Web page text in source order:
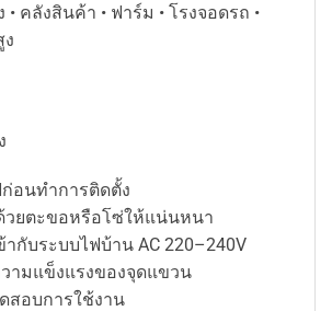
• คลังสินค้า • ฟาร์ม • โรงจอดรถ •
อนทำการติดตั้ง
วยตะขอหรือโซ่ให้แน่นหนา
ากับระบบไฟบ้าน AC 220–240V
ามแข็งแรงของจุดแขวน
สอบการใช้งาน